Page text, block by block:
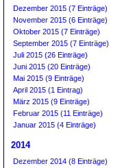
Dezember 2015 (7 Einträge)
November 2015 (6 Einträge)
Oktober 2015 (7 Einträge)
September 2015 (7 Einträge)
Juli 2015 (26 Einträge)
Juni 2015 (20 Einträge)
Mai 2015 (9 Einträge)
April 2015 (1 Eintrag)
März 2015 (9 Einträge)
Februar 2015 (11 Einträge)
Januar 2015 (4 Einträge)
2014
Dezember 2014 (8 Einträge)